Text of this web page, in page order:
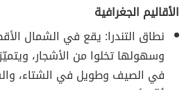
الأقاليم الجغرافية
نطاق التندرا: يقع في الشمال
وسهولها تخلوا من الأشجار،
في الصيف وطويل في الشتاء،